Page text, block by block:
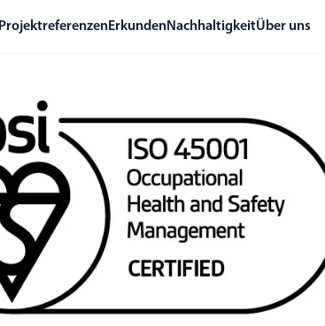
ProjektreferenzenErkundenNachhaltigkeitÜber uns